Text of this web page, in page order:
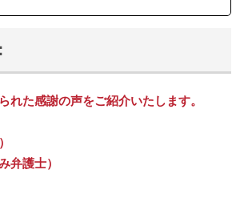
れた感謝の声をご紹介いたします。
弁護士）